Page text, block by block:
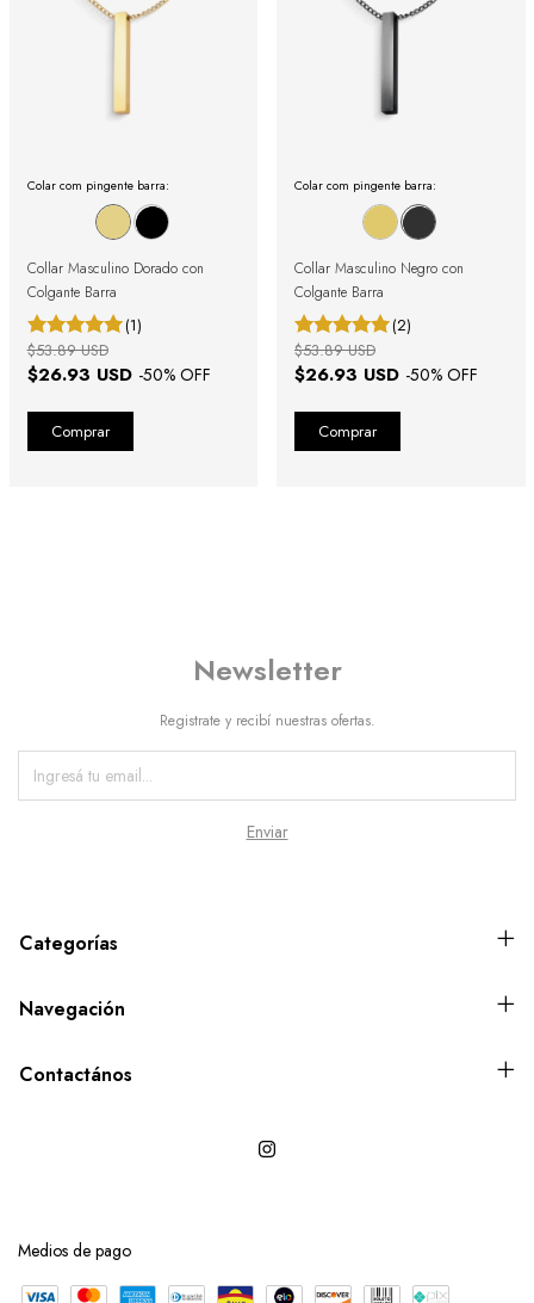
Colar com pingente barra:
Collar Masculino Dorado con
Colgante Barra
(1)
$26.93 USD -50% OFF
$53.89 USD
Colar com pingente barra:
Collar Masculino Negro con
Colgante Barra
(2)
$26.93 USD -50% OFF
$53.89 USD
Newsletter
Registrate y recibí nuestras ofertas.
Categorías
Navegación
Contactános
Medios de pago